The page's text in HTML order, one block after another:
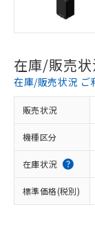
在庫/販売
在庫/販売状況 ご
販売状況
機種区分
在庫状況
標準価格(税別)